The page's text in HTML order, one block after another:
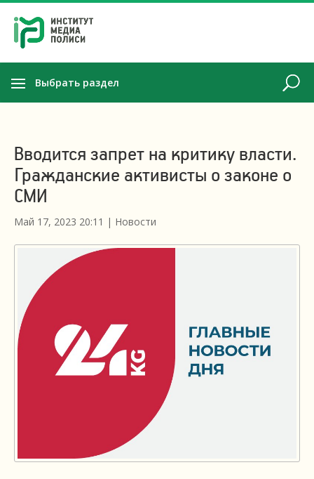
Выбрать раздел
Вводится запрет на критику власти.
Гражданские активисты о законе о
СМИ
Май 17, 2023 20:11 | Новости